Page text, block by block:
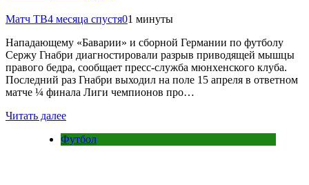
Матч ТВ4 месяца спустя01 минуты
Нападающему «Баварии» и сборной Германии по футболу
Сержу Гнабри диагностировали разрыв приводящей мышцы
правого бедра, сообщает пресс‑служба мюнхенского клуба.
Последний раз Гнабри выходил на поле 15 апреля в ответном
матче ¼ финала Лиги чемпионов про…
Читать далее
Футбол